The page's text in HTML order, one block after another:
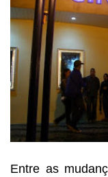
Entre as